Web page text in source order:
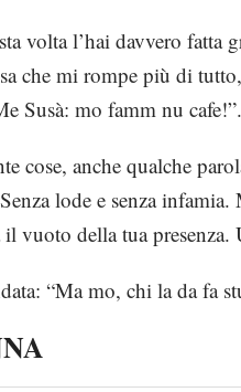
volta l’hai davvero fatta
che mi rompe più di
Susà: mo famm nu cafe!”.
cose, anche qualche
lode e senza
vuoto della tua
“Ma mo, chi la da fa